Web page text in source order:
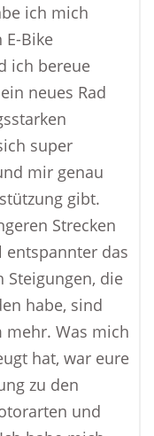
ich mich
Bike
ich bereue
neues Rad
super
mir genau
gibt.
Strecken
entspannter das
Steigungen, die
habe, sind
mehr. Was mich
hat, war eure
zu den
und